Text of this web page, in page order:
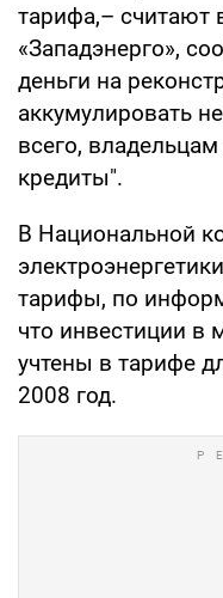
тарифа,– считают
«Западэнерго»,
деньги на
аккумулировать
всего,
кредиты".
В Национальной
тарифы, по
что инвестиции в
учтены в тарифе
2008 год.